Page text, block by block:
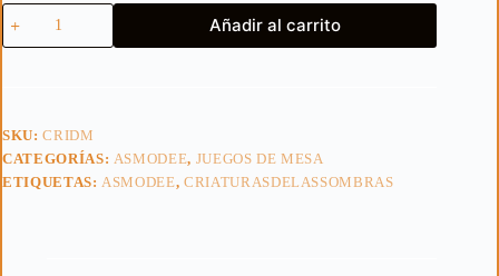
Criaturas
de
las
Añadir al carrito
SKU:CRIDM
CATEGORÍAS: ASMODEE, JUEGOS DE MESA
ETIQUETAS: ASMODEE,CRIATURASDELASSOMBRAS